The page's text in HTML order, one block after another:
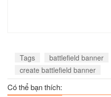
Tags battlefield banner
create battlefield banner
Có thể bạn thích: